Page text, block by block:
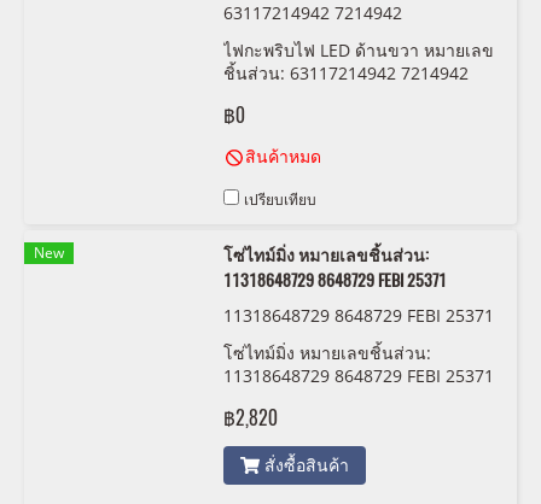
63117214942 7214942
ไฟกะพริบไฟ LED ด้านขวา หมายเลข
ชิ้นส่วน: 63117214942 7214942
฿0
สินค้าหมด
เปรียบเทียบ
New
โซ่ไทม์มิ่ง หมายเลขชิ้นส่วน:
11318648729 8648729 FEBI 25371
11318648729 8648729 FEBI 25371
โซ่ไทม์มิ่ง หมายเลขชิ้นส่วน:
11318648729 8648729 FEBI 25371
฿2,820
สั่งซื้อสินค้า